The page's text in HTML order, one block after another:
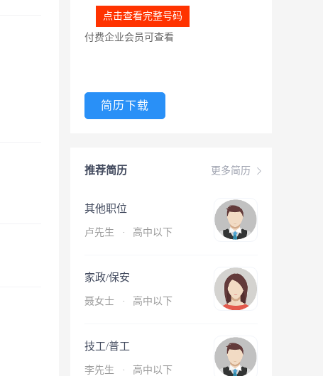
点击查看完整号码
付费企业会员可查看
简历下载
更多简历
推荐简历
其他职位
卢先生 · 高中以下
家政/保安
聂女士 · 高中以下
技工/普工
李先生 · 高中以下